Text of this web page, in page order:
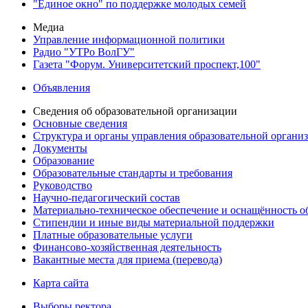
"Единое окно" по поддержке молодых семей
Медиа
Управление информационной политики
Радио "УТРо ВолГУ"
Газета "Форум. Университетский проспект,100"
Объявления
Сведения об образовательной организации
Основные сведения
Структура и органы управления образовательной
Документы
Образование
Образовательные стандарты и требования
Руководство
Научно-педагогический состав
Материально-техническое обеспечение и оснащённость
Стипендии и иные виды материальной поддержки
Платные образовательные услуги
Финансово-хозяйственная деятельность
Вакантные места для приема (перевода)
Карта сайта